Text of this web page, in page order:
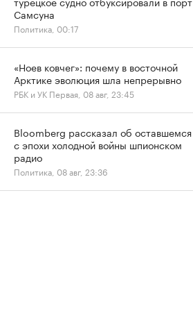
Самсуна
Политика, 00:17
«Ноев ковчег»: почему в восточной
Арктике эволюция шла непрерывно
РБК и УК Первая, 08 авг, 23:45
Bloomberg рассказал об оставшемся
с эпохи холодной войны шпионском
радио
Политика, 08 авг, 23:36